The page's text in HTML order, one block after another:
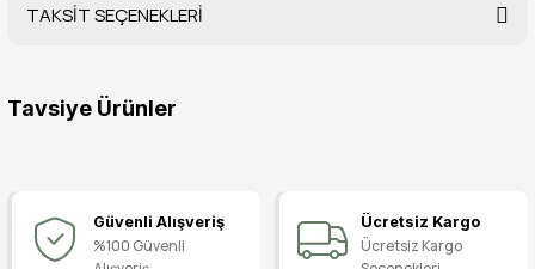
TAKSİT SEÇENEKLERİ
Tavsiye Ürünler
119,90 TL
Güvenli Alışveriş
%100 Güvenli
Ücretsiz Kargo
Ücretsiz Kargo